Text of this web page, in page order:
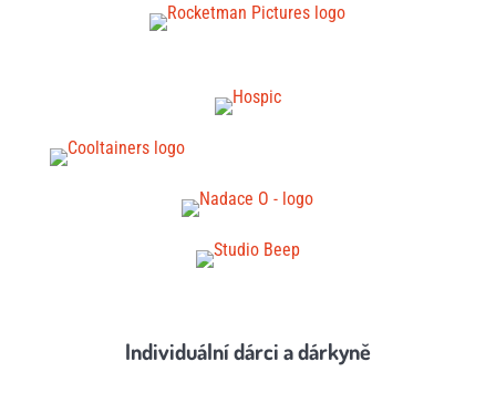
Individuální dárci a dárkyně